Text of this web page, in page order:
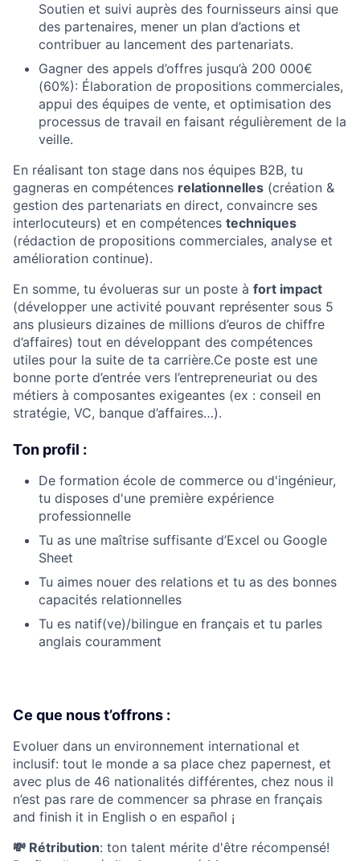
Soutien et suivi auprès des fournisseurs ainsi que
des partenaires, mener un plan d’actions et
contribuer au lancement des partenariats.
Gagner des appels d’offres jusqu’à 200 000€
(60%): Élaboration de propositions commerciales,
appui des équipes de vente, et optimisation des
processus de travail en faisant régulièrement de la
veille.
En réalisant ton stage dans nos équipes B2B, tu
gagneras en compétences relationnelles (création &
gestion des partenariats en direct, convaincre ses
interlocuteurs) et en compétences techniques
(rédaction de propositions commerciales, analyse et
amélioration continue).
En somme, tu évolueras sur un poste à fort impact
(développer une activité pouvant représenter sous 5
ans plusieurs dizaines de millions d’euros de chiffre
d’affaires) tout en développant des compétences
utiles pour la suite de ta carrière.Ce poste est une
bonne porte d’entrée vers l’entrepreneuriat ou des
métiers à composantes exigeantes (ex : conseil en
stratégie, VC, banque d’affaires…).
Ton profil :
De formation école de commerce ou d'ingénieur,
tu disposes d'une première expérience
professionnelle
Tu as une maîtrise suffisante d’Excel ou Google
Sheet
Tu aimes nouer des relations et tu as des bonnes
capacités relationnelles
Tu es natif(ve)/bilingue en français et tu parles
anglais couramment
Ce que nous t’offrons :
Evoluer dans un environnement international et
inclusif: tout le monde a sa place chez papernest, et
avec plus de 46 nationalités différentes, chez nous il
n’est pas rare de commencer sa phrase en français
and finish it in English o en español ¡
💸 Rétribution: ton talent mérite d'être récompensé!